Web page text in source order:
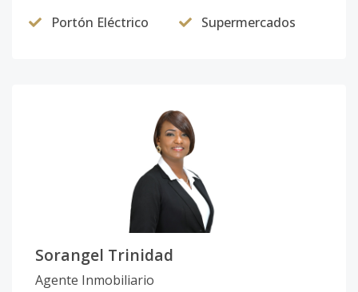
Portón Eléctrico Supermercados
Sorangel Trinidad
Agente Inmobiliario